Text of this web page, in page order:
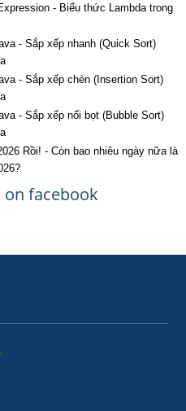
- Biểu thức Lambda trong
- Sắp xếp nhanh (Quick Sort)
- Sắp xếp chèn (Insertion Sort)
- Sắp xếp nổi bọt (Bubble Sort)
Rồi! - Còn bao nhiêu ngày nữa là
on facebook